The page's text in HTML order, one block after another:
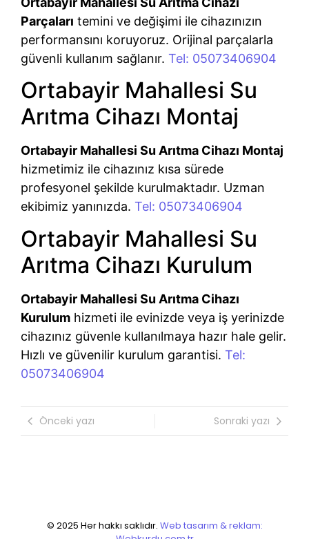
Parçaları temini ve değişimi ile cihazınızın
performansını koruyoruz. Orijinal parçalarla
güvenli kullanım sağlanır. Tel: 05073406904
Ortabayir Mahallesi Su
Arıtma Cihazı Montaj
Ortabayir Mahallesi Su Arıtma Cihazı Montaj
hizmetimiz ile cihazınız kısa sürede
profesyonel şekilde kurulmaktadır. Uzman
ekibimiz yanınızda. Tel: 05073406904
Ortabayir Mahallesi Su
Arıtma Cihazı Kurulum
Ortabayir Mahallesi Su Arıtma Cihazı
Kurulum hizmeti ile evinizde veya iş yerinizde
cihazınız güvenle kullanılmaya hazır hale gelir.
Hızlı ve güvenilir kurulum garantisi. Tel:
05073406904
Önceki yazı Sonraki yazı
© 2025 Her hakkı saklıdır. Web tasarım & reklam: